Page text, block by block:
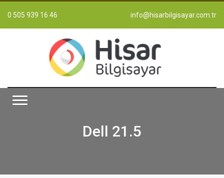
0 505 939 16 46 info@hisarbilgisayar.com.tr
Dell 21.5